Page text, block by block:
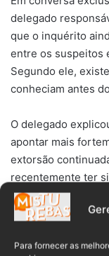
Para fornecer as
delegado
que o inquérito
entre os suspeitos
Segundo ele,
conheciam antes
O delegado
apontar mais
extorsão
recentemente ter
bancárias para um
após o ataque.
>> LEIA TAMBÉM: